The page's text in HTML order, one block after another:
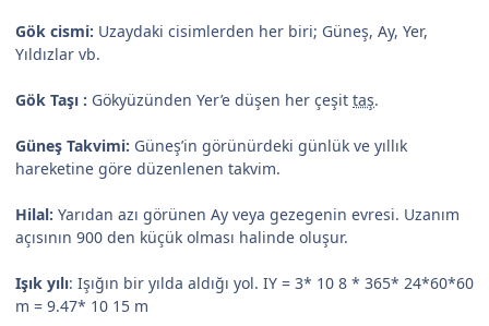
Gök cismi: Uzaydaki cisimlerden her biri; Güneş, Ay, Yer,
Yıldızlar vb.
Gök Taşı : Gökyüzünden Yer’e düşen her çeşit taş.
Güneş Takvimi: Güneş’in görünürdeki günlük ve yıllık
hareketine göre düzenlenen takvim.
Hilal: Yarıdan azı görünen Ay veya gezegenin evresi. Uzanım
açısının 900 den küçük olması halinde oluşur.
Işık yılı: Işığın bir yılda aldığı yol. IY = 3* 10 8 * 365* 24*60*60
m = 9.47* 10 15 m